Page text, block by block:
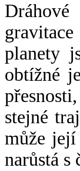
planety
obtížné
stejné
může její
narůstá s